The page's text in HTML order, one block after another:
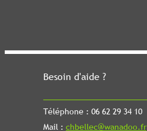
Besoin d'aide ?
Téléphone : 06 62 29 34 10
Mail : chbellec@wanadoo.fr